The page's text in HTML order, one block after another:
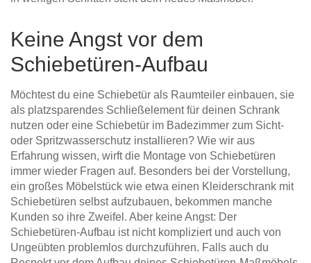
Keine Angst vor dem
Schiebetüren-Aufbau
Möchtest du eine Schiebetür als Raumteiler einbauen, sie
als platzsparendes Schließelement für deinen Schrank
nutzen oder eine Schiebetür im Badezimmer zum Sicht-
oder Spritzwasserschutz installieren? Wie wir aus
Erfahrung wissen, wirft die Montage von Schiebetüren
immer wieder Fragen auf. Besonders bei der Vorstellung,
ein großes Möbelstück wie etwa einen Kleiderschrank mit
Schiebetüren selbst aufzubauen, bekommen manche
Kunden so ihre Zweifel. Aber keine Angst: Der
Schiebetüren-Aufbau ist nicht kompliziert und auch von
Ungeübten problemlos durchzuführen. Falls auch du